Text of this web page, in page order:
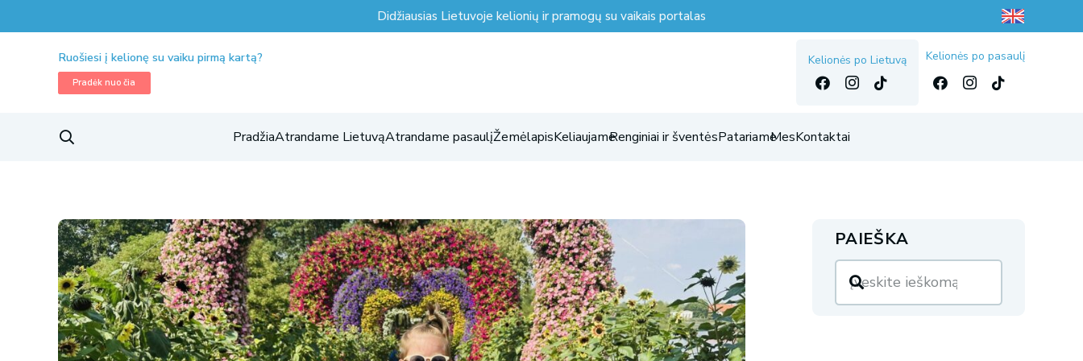
Didžiausias Lietuvoje kelionių ir pramogų su vaikais portalas
Ruošiesi į kelionę su vaiku pirmą kartą?
Pradėk nuo čia
Kelionės po Lietuvą Kelionės po pasaulį
PradžiaAtrandame LietuvąAtrandame pasaulįŽemėlapisKeliaujameRenginiai ir šventėsPatariameMesKontaktai
PAIEŠKA